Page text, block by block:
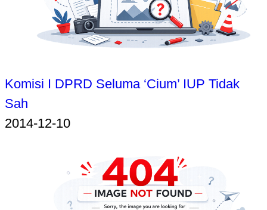
Komisi I DPRD Seluma ‘Cium’ IUP Tidak
Sah
2014-12-10